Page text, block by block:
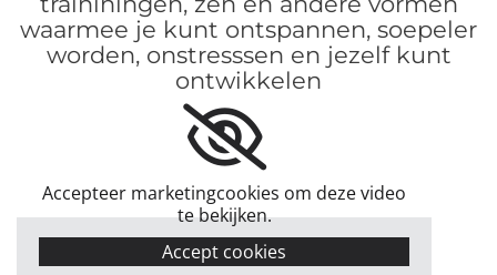
waarmee je kunt ontspannen, soepeler
worden, onstresssen en jezelf kunt
ontwikkelen
Accepteer marketingcookies om deze video
te bekijken.
Accept cookies